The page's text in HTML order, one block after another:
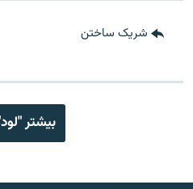
شریک ساختن
بیشتر